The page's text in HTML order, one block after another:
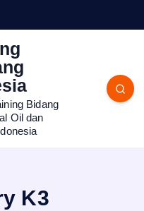
Bidang
Oil dan
K3